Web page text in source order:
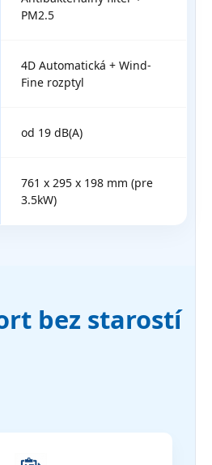
PM2.5
4D Automatická + Wind-
Fine rozptyl
od 19 dB(A)
761 x 295 x 198 mm (pre
3.5kW)
bez starostí